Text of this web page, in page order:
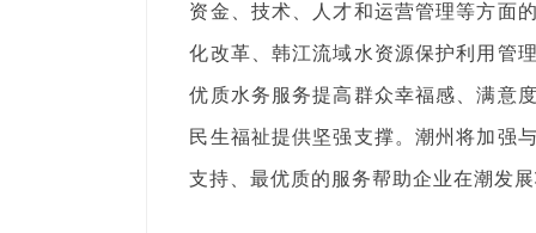
资金、技术、人才和运营管理等方面
化改革、韩江流域水资源保护利用管
优质水务服务提高群众幸福感、满意
民生福祉提供坚强支撑。潮州将加强
支持、最优质的服务帮助企业在潮发